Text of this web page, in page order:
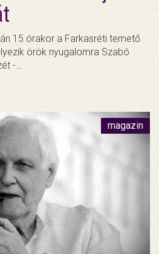
15 órakor a Farkasréti temető
örök nyugalomra Szabó
-…
magazin